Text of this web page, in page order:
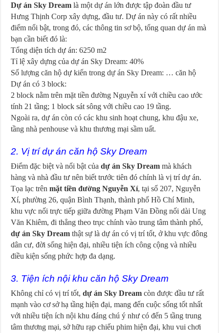
Dự án Sky Dream là một dự án lớn được tập đoàn đầu tư
Hưng Thịnh Corp xây dựng, đầu tư. Dự án này có rất nhiều
điểm nổi bật, trong đó, các thông tin sơ bộ, tổng quan dự án mà
bạn cần biết đó là:
Tổng diện tích dự án: 6250 m2
Tỉ lệ xây dựng của dự án Sky Dream: 40%
Số lượng căn hộ dự kiến trong dự án Sky Dream: … căn hộ
Dự án có 3 block:
2 block nằm trên mặt tiền đường Nguyễn xí với chiều cao ước
tính 21 tầng; 1 block sát sông với chiều cao 19 tầng.
Ngoài ra, dự án còn có các khu sinh hoạt chung, khu đậu xe,
tầng nhà penhouse và khu thương mại sầm uất.
2. Vị trí dự án căn hộ Sky Dream
Điểm đặc biệt và nổi bật củadự án Sky Dream mà khách
hàng và nhà đầu tư nên biết trước tiên đó chính là vị trí dự án.
Tọa lạc trênmặt tiền đường Nguyễn Xí, tại số 207, Nguyễn
Xí, phường 26, quận Bình Thạnh, thành phố Hồ Chí Minh,
khu vực nối trực tiếp giữa đường Phạm Văn Đồng nối dài Ung
Văn Khiêm, đi thẳng theo trục chính vào trung tâm thành phố,
dự án Sky Dream thật sự là dự án có vị trí tốt, ở khu vực đông
dân cư, đời sống hiện đại, nhiều tiện ích công cộng và nhiều
điều kiện sống phức hợp đa dạng.
3. Tiện ích nội khu căn hộ Sky Dream
Không chỉ có vị trí tốt,dự án Sky Dream còn được đầu tư rất
mạnh vào cơ sở hạ tầng hiện đại, mang đến cuộc sống tốt nhất
với nhiều tiện ích nội khu đáng chú ý như có đến 5 tầng trung
tâm thương mại, sở hữu rạp chiếu phim hiện đại, khu vui chơi